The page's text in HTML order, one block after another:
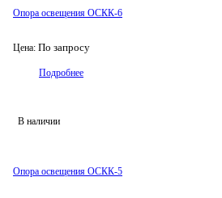
Опора освещения ОСКК-6
Цена: По запросу
Подробнее
В наличии
Опора освещения ОСКК-5